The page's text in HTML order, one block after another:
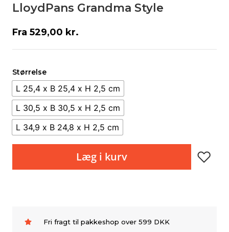
LloydPans Grandma Style
Fra529,00 kr.
Størrelse
L 25,4 x B 25,4 x H 2,5 cm
L 30,5 x B 30,5 x H 2,5 cm
L 34,9 x B 24,8 x H 2,5 cm
Læg i kurv
Fri fragt til pakkeshop over 599 DKK